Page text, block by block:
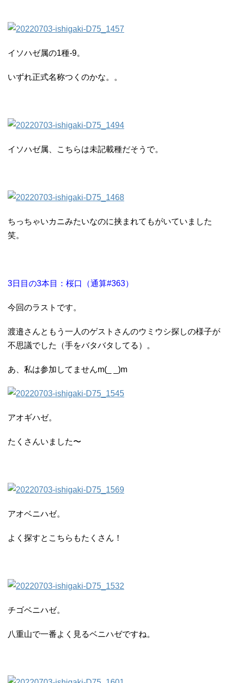
イソハゼ属の1種-9。
いずれ正式名称つくのかな。。
イソハゼ属、こちらは未記載種だそうで。
ちっちゃいカニみたいなのに挟まれてもがいていました
笑。
3日目の3本目：桜口（通算#363）
今回のラストです。
渡邉さんともう一人のゲストさんのウミウシ探しの様子が
不思議でした（手をバタバタしてる）。
あ、私は参加してませんm(_ _)m
アオギハゼ。
たくさんいました〜
アオベニハゼ。
よく探すとこちらもたくさん！
チゴベニハゼ。
八重山で一番よく見るベニハゼですね。